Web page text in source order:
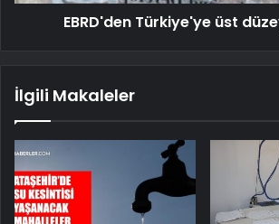
EBRD'den Türkiye'ye üst
İlgili Makaleler